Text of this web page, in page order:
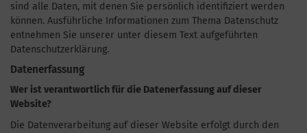
sind alle Daten, mit denen Sie persönlich identifiziert werden
können. Ausführliche Informationen zum Thema Datenschutz
entnehmen Sie unserer unter diesem Text aufgeführten
Datenschutzerklärung.
Datenerfassung
Wer ist verantwortlich für die Datenerfassung auf dieser
Website?
Die Datenverarbeitung auf dieser Website erfolgt durch den